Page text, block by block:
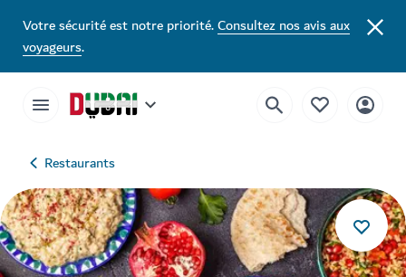
Votre sécurité est notre priorité.Consultez nos avis aux
voyageurs.
Restaurants